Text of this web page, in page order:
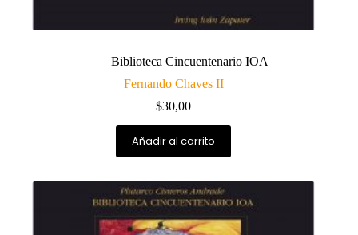
Biblioteca Cincuentenario IOA
Fernando Chaves II
$30,00
Añadir al carrito